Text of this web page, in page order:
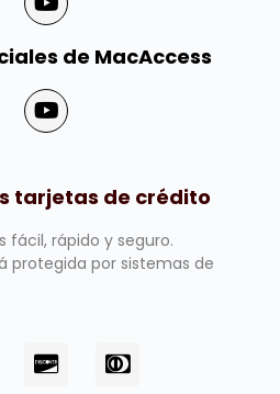
de MacAccess
tarjetas de crédito
fácil, rápido y seguro.
protegida por sistemas de